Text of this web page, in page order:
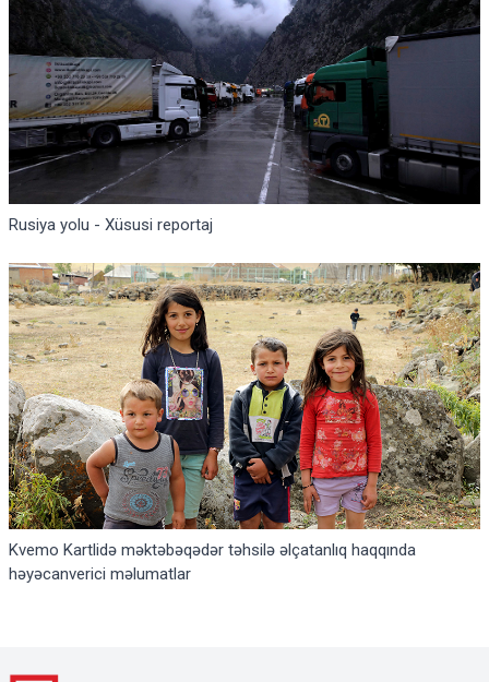
Rusiya yolu - Xüsusi reportaj
Kvemo Kartlidə məktəbəqədər təhsilə əlçatanlıq haqqında
həyəcanverici məlumatlar